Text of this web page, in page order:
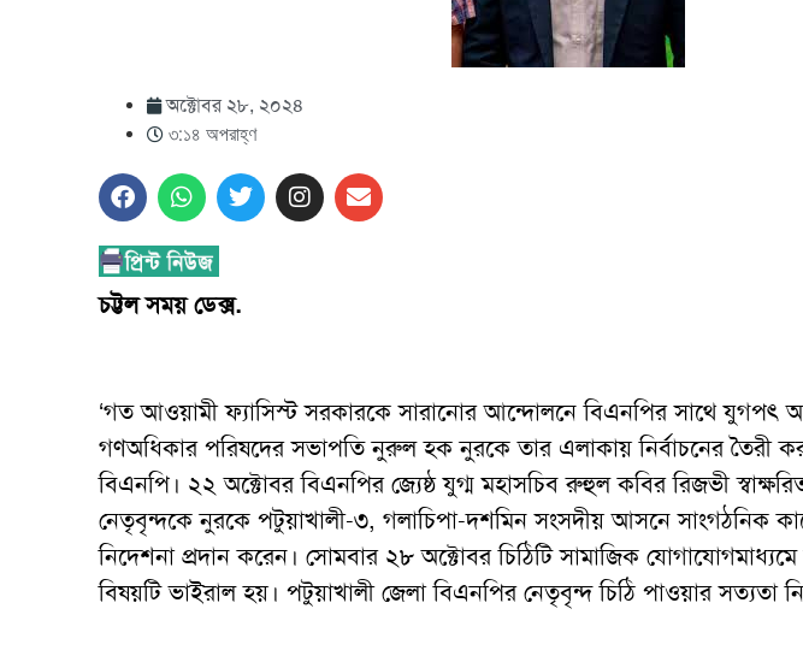
অক্টোবর ২৮, ২০২৪
৩:১৪ অপরাহ্ণ
চট্টল সময় ডেক্স.
‘গত আওয়ামী ফ্যাসিস্ট সরকারকে সারানোর আন্দোলনে বিএনপির সাথে যুগপৎ
গণঅধিকার পরিষদের সভাপতি নুরুল হক নুরকে তার এলাকায় নির্বাচনের তৈরী
বিএনপি। ২২ অক্টোবর বিএনপির জ্যেষ্ঠ যুগ্ম মহাসচিব রুহুল কবির রিজভী
নেতৃবৃন্দকে নুরকে পটুয়াখালী-৩, গলাচিপা-দশমিন সংসদীয় আসনে সাংগঠনিক
নিদেশনা প্রদান করেন। সোমবার ২৮ অক্টোবর চিঠিটি সামাজিক
বিষয়টি ভাইরাল হয়। পটুয়াখালী জেলা বিএনপির নেতৃবৃন্দ চিঠি পাওয়ার সত্যতা